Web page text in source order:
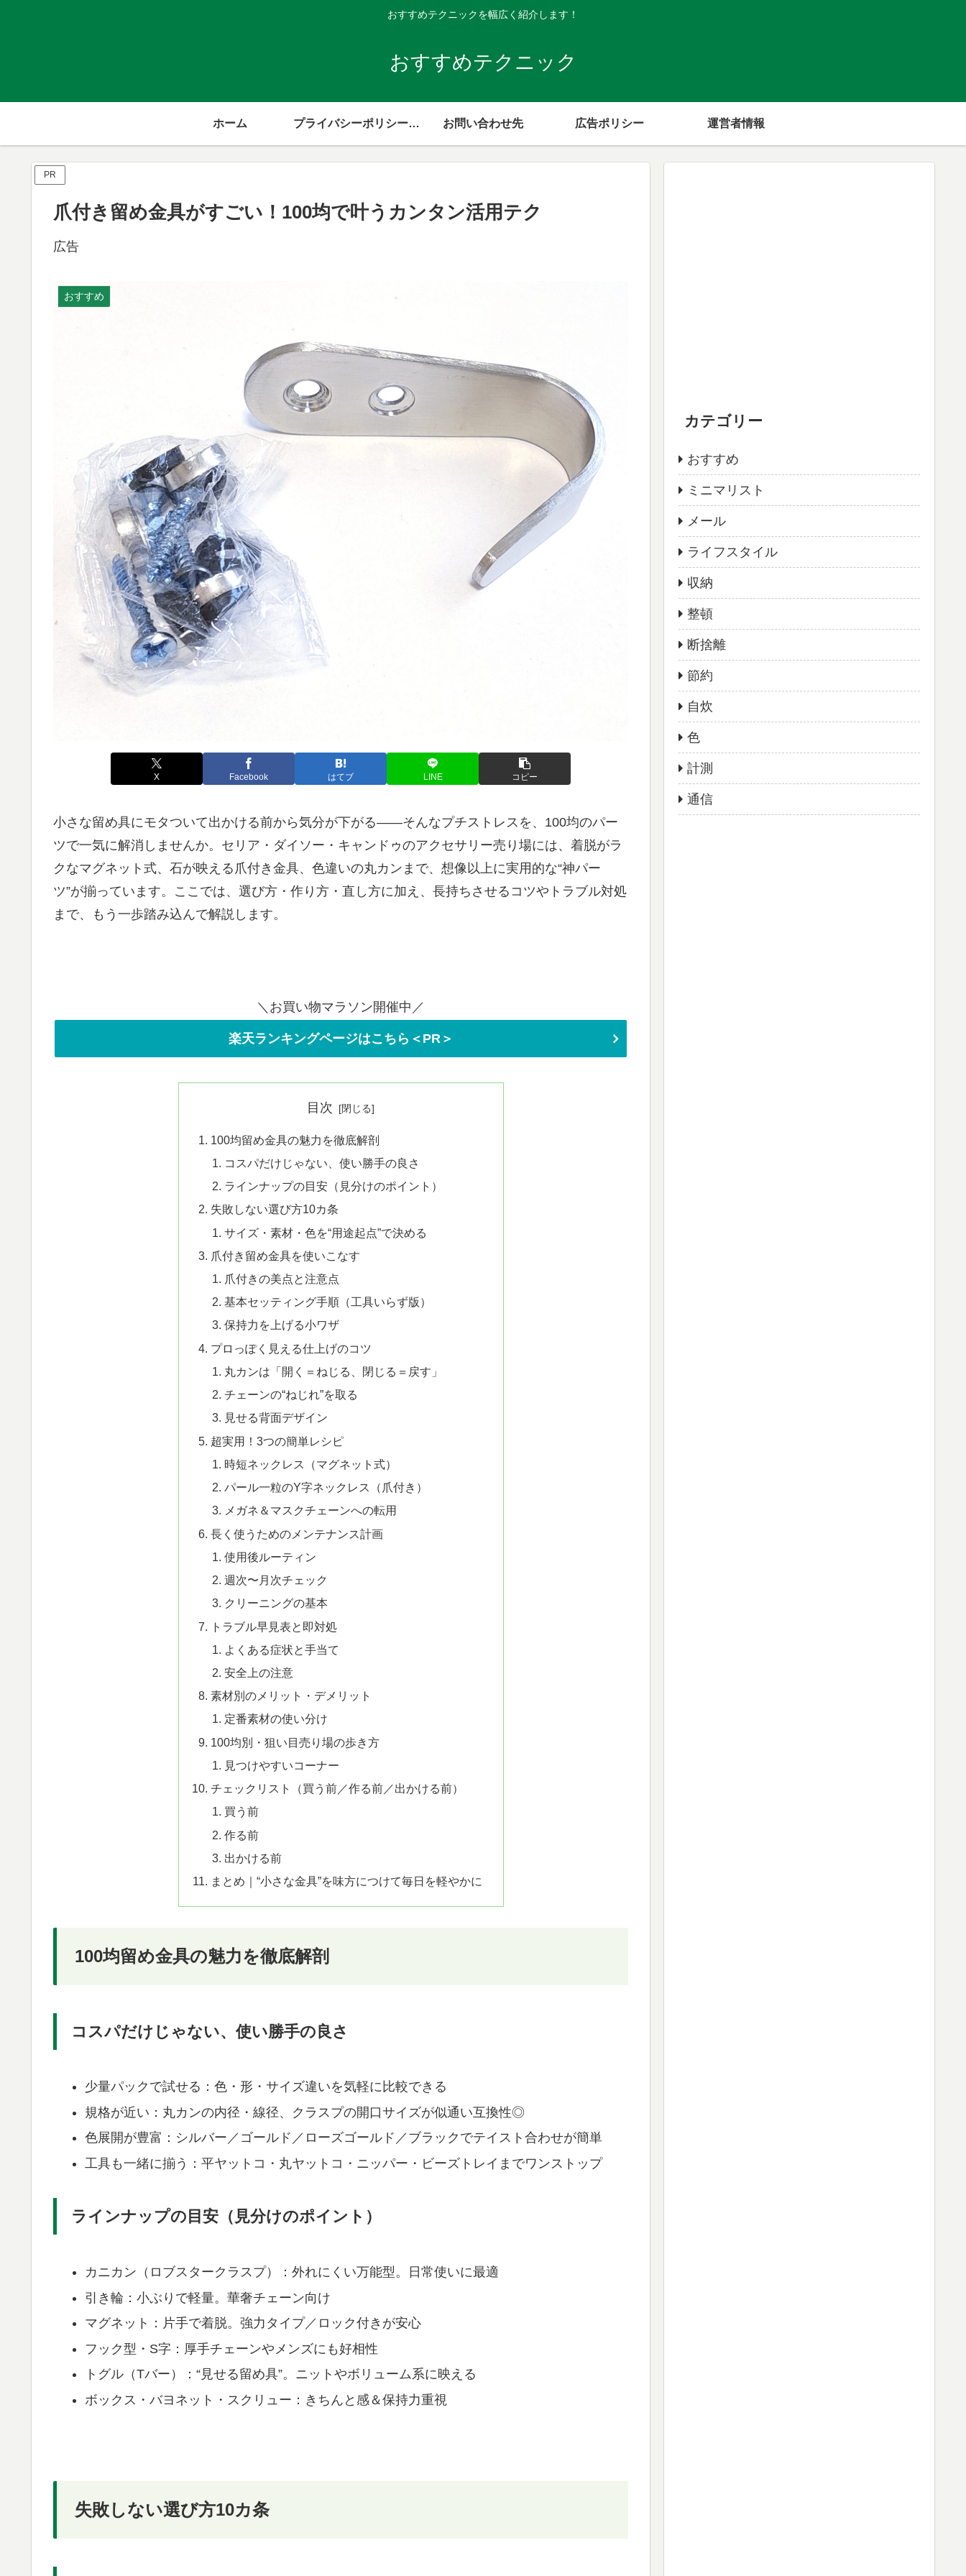
おすすめテクニックを幅広く紹介します！
おすすめテクニック
ホーム プライバシーポリシー・免責事項 お問い合わせ先 広告ポリシー 運営者情報
PR
爪付き留め金具がすごい！100均で叶うカンタン活用テク
広告
おすすめ
X Facebook はてブ LINE コピー
小さな留め具にモタついて出かける前から気分が下がる——そんなプチストレスを、100均のパー
ツで一気に解消しませんか。セリア・ダイソー・キャンドゥのアクセサリー売り場には、着脱がラ
クなマグネット式、石が映える爪付き金具、色違いの丸カンまで、想像以上に実用的な“神パー
ツ”が揃っています。ここでは、選び方・作り方・直し方に加え、長持ちさせるコツやトラブル対処
まで、もう一歩踏み込んで解説します。
＼お買い物マラソン開催中／
楽天ランキングページはこちら＜PR＞
目次
100均留め金具の魅力を徹底解剖
コスパだけじゃない、使い勝手の良さ
ラインナップの目安（見分けのポイント）
失敗しない選び方10カ条
サイズ・素材・色を“用途起点”で決める
爪付き留め金具を使いこなす
爪付きの美点と注意点
基本セッティング手順（工具いらず版）
保持力を上げる小ワザ
プロっぽく見える仕上げのコツ
丸カンは「開く＝ねじる、閉じる＝戻す」
チェーンの“ねじれ”を取る
見せる背面デザイン
超実用！3つの簡単レシピ
時短ネックレス（マグネット式）
パール一粒のY字ネックレス（爪付き）
メガネ＆マスクチェーンへの転用
長く使うためのメンテナンス計画
使用後ルーティン
週次〜月次チェック
クリーニングの基本
トラブル早見表と即対処
よくある症状と手当て
安全上の注意
素材別のメリット・デメリット
定番素材の使い分け
100均別・狙い目売り場の歩き方
見つけやすいコーナー
チェックリスト（買う前／作る前／出かける前）
買う前
作る前
出かける前
まとめ｜“小さな金具”を味方につけて毎日を軽やかに
100均留め金具の魅力を徹底解剖
コスパだけじゃない、使い勝手の良さ
少量パックで試せる：色・形・サイズ違いを気軽に比較できる
規格が近い：丸カンの内径・線径、クラスプの開口サイズが似通い互換性◎
色展開が豊富：シルバー／ゴールド／ローズゴールド／ブラックでテイスト合わせが簡単
工具も一緒に揃う：平ヤットコ・丸ヤットコ・ニッパー・ビーズトレイまでワンストップ
ラインナップの目安（見分けのポイント）
カニカン（ロブスタークラスプ）：外れにくい万能型。日常使いに最適
引き輪：小ぶりで軽量。華奢チェーン向け
マグネット：片手で着脱。強力タイプ／ロック付きが安心
フック型・S字：厚手チェーンやメンズにも好相性
トグル（Tバー）：“見せる留め具”。ニットやボリューム系に映える
ボックス・バヨネット・スクリュー：きちんと感＆保持力重視
失敗しない選び方10カ条
カテゴリー
おすすめ
ミニマリスト
メール
ライフスタイル
収納
整頓
断捨離
節約
自炊
色
計測
通信